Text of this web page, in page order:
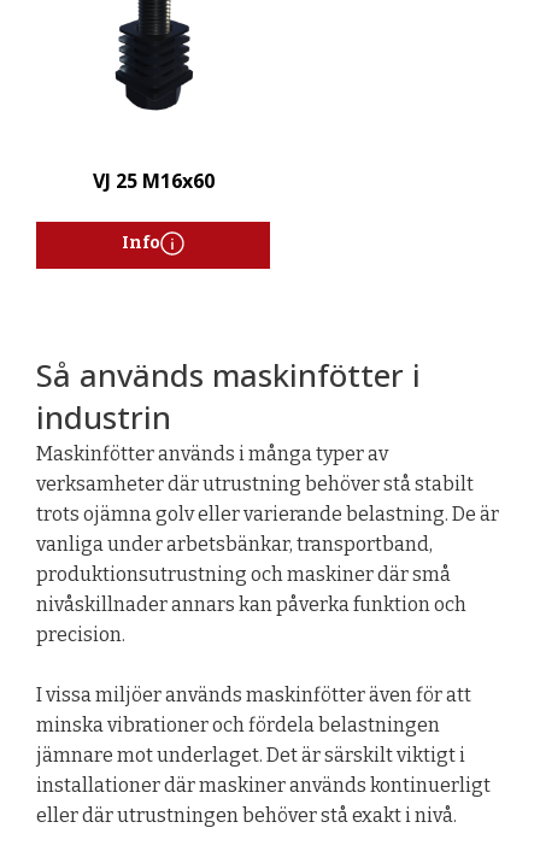
VJ 25 M16x60
Info
Så används maskinfötter i
industrin
Maskinfötter används i många typer av
verksamheter där utrustning behöver stå stabilt
trots ojämna golv eller varierande belastning. De är
vanliga under arbetsbänkar, transportband,
produktionsutrustning och maskiner där små
nivåskillnader annars kan påverka funktion och
precision.
I vissa miljöer används maskinfötter även för att
minska vibrationer och fördela belastningen
jämnare mot underlaget. Det är särskilt viktigt i
installationer där maskiner används kontinuerligt
eller där utrustningen behöver stå exakt i nivå.